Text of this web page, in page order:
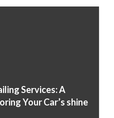
Services: A
Your Car’s shine